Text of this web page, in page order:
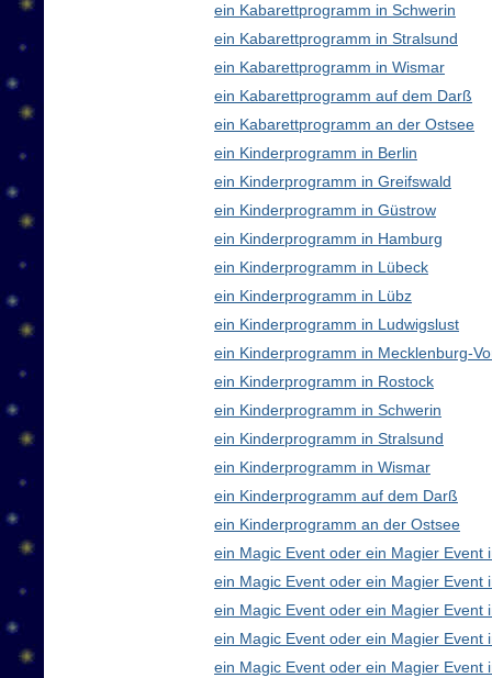
ein Kabarettprogramm in Schwerin
ein Kabarettprogramm in Stralsund
ein Kabarettprogramm in Wismar
ein Kabarettprogramm auf dem Darß
ein Kabarettprogramm an der Ostsee
ein Kinderprogramm in Berlin
ein Kinderprogramm in Greifswald
ein Kinderprogramm in Güstrow
ein Kinderprogramm in Hamburg
ein Kinderprogramm in Lübeck
ein Kinderprogramm in Lübz
ein Kinderprogramm in Ludwigslust
ein Kinderprogramm in Mecklenburg-
ein Kinderprogramm in Rostock
ein Kinderprogramm in Schwerin
ein Kinderprogramm in Stralsund
ein Kinderprogramm in Wismar
ein Kinderprogramm auf dem Darß
ein Kinderprogramm an der Ostsee
ein Magic Event oder ein Magier Event
ein Magic Event oder ein Magier Event
ein Magic Event oder ein Magier Event
ein Magic Event oder ein Magier Event
ein Magic Event oder ein Magier Event